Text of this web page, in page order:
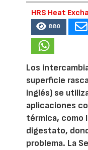
HRS Heat
880
Los
superficie
inglés) se
aplicaciones
térmica, como
digestato,
problema. La